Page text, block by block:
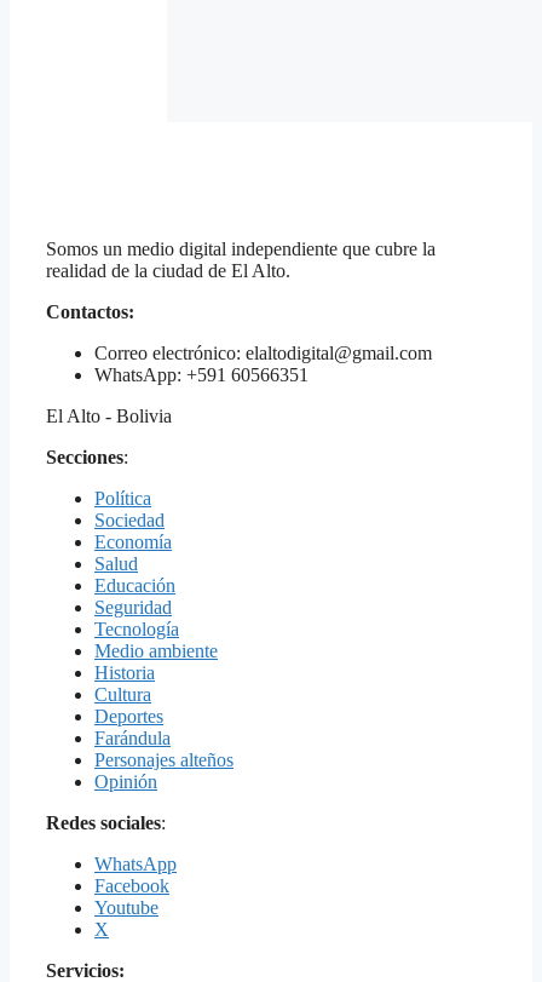
Somos un medio digital independiente que cubre la
realidad de la ciudad de El Alto.
Contactos:
Correo electrónico: elaltodigital@gmail.com
WhatsApp: +591 60566351
El Alto - Bolivia
Secciones:
Política
Sociedad
Economía
Salud
Educación
Seguridad
Tecnología
Medio ambiente
Historia
Cultura
Deportes
Farándula
Personajes alteños
Opinión
Redes sociales:
WhatsApp
Facebook
Youtube
X
Servicios: